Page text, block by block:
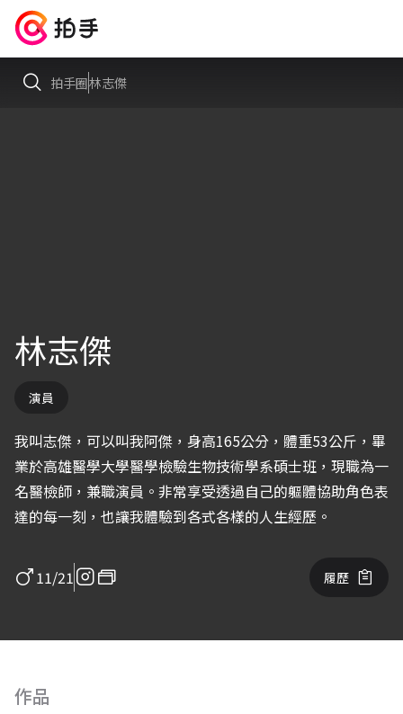
拍手圈林志傑
林志傑
演員
我叫志傑，可以叫我阿傑，身高165公分，體重53公斤，畢
業於高雄醫學大學醫學檢驗生物技術學系碩士班，現職為一
名醫檢師，兼職演員。非常享受透過自己的軀體協助角色表
達的每一刻，也讓我體驗到各式各樣的人生經歷。
11/21 履歷
作品